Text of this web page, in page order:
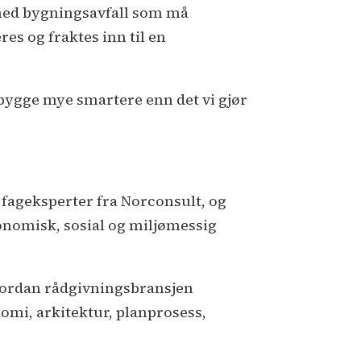
bygningsavfall som må
og fraktes inn til en
mye smartere enn det vi gjør
fra Norconsult, og
sosial og miljømessig
rådgivningsbransjen
arkitektur, planprosess,